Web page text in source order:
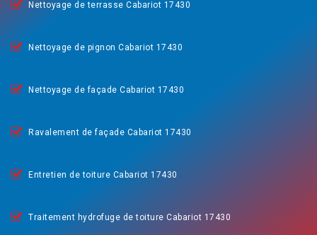
Nettoyage de terrasse Cabariot 17430
Nettoyage de pignon Cabariot 17430
Nettoyage de façade Cabariot 17430
Ravalement de façade Cabariot 17430
Entretien de toiture Cabariot 17430
Traitement hydrofuge de toiture Cabariot 17430